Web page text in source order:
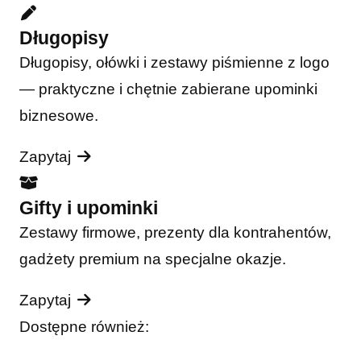
Długopisy
Długopisy, ołówki i zestawy piśmienne z logo
— praktyczne i chętnie zabierane upominki
biznesowe.
Zapytaj
Gifty i upominki
Zestawy firmowe, prezenty dla kontrahentów,
gadżety premium na specjalne okazje.
Zapytaj
Dostępne również: